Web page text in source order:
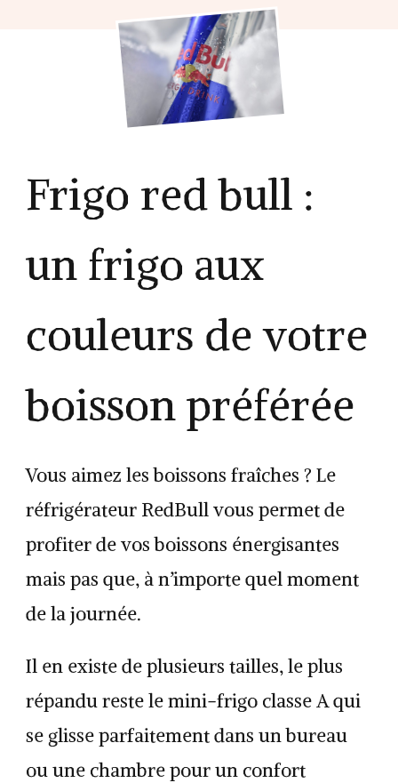
Frigo red bull :
un frigo aux
couleurs de votre
boisson préférée
Vous aimez les boissons fraîches ? Le
réfrigérateur RedBull vous permet de
profiter de vos boissons énergisantes
mais pas que, à n’importe quel moment
de la journée.
Il en existe de plusieurs tailles, le plus
répandu reste le mini-frigo classe A qui
se glisse parfaitement dans un bureau
ou une chambre pour un confort